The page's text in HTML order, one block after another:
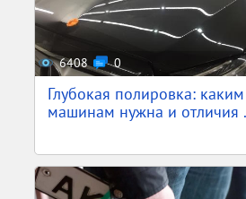
6408 0
Глубокая полировка: каким
машинам нужна и отличия